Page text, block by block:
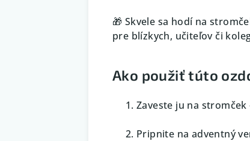
🎁 Skvele sa hodí na
pre blízkych, učiteľov či
Ako použiť túto
Zaveste ju na
Pripnite na adventný